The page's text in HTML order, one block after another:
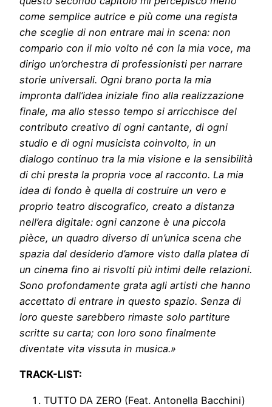
come semplice autrice e più come una regista
che sceglie di non entrare mai in scena: non
compario con il mio volto né con la mia voce, ma
dirigo un’orchestra di professionisti per narrare
storie universali. Ogni brano porta la mia
impronta dall’idea iniziale fino alla realizzazione
finale, ma allo stesso tempo si arricchisce del
contributo creativo di ogni cantante, di ogni
studio e di ogni musicista coinvolto, in un
dialogo continuo tra la mia visione e la sensibilità
di chi presta la propria voce al racconto. La mia
idea di fondo è quella di costruire un vero e
proprio teatro discografico, creato a distanza
nell’era digitale: ogni canzone è una piccola
pièce, un quadro diverso di un’unica scena che
spazia dal desiderio d’amore visto dalla platea di
un cinema fino ai risvolti più intimi delle relazioni.
Sono profondamente grata agli artisti che hanno
accettato di entrare in questo spazio. Senza di
loro queste sarebbero rimaste solo partiture
scritte su carta; con loro sono finalmente
diventate vita vissuta in musica.»
TRACK-LIST:
TUTTO DA ZERO (Feat. Antonella Bacchini)